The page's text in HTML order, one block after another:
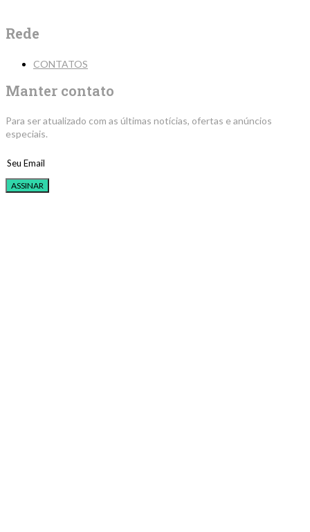
Rede
CONTATOS
Manter contato
Para ser atualizado com as últimas notícias, ofertas e anúncios
especiais.
ASSINAR